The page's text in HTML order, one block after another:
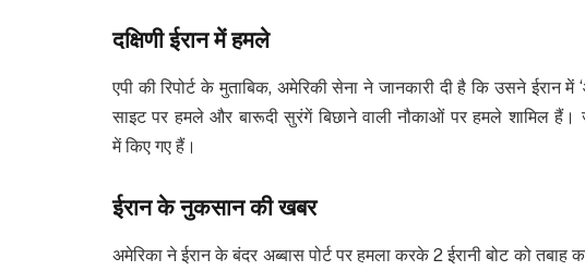
दक्षिणी ईरान में हमले
एपी की रिपोर्ट के मुताबिक, अमेरिकी सेना ने जानकारी दी है कि उसने ईरान
साइट पर हमले और बारूदी सुरंगें बिछाने वाली नौकाओं पर हमले शामिल हैं।
में किए गए हैं।
ईरान के नुकसान की खबर
अमेरिका ने ईरान के बंदर अब्बास पोर्ट पर हमला करके 2 ईरानी बोट को